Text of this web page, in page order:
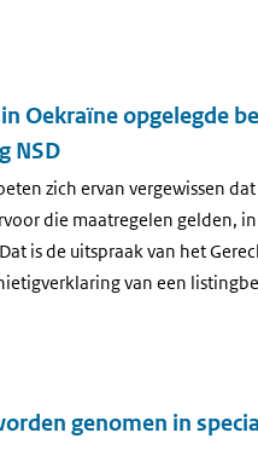
Oekraïne opgelegde
NSD
zich ervan vergewissen
die maatregelen gelden, in
is de uitspraak van het
van een
genomen in